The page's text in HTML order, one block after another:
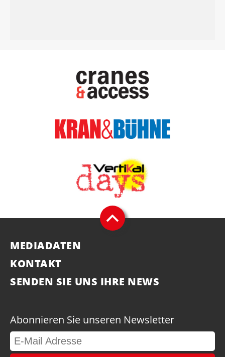
MEDIADATEN
KONTAKT
SENDEN SIE UNS IHRE NEWS
Abonnieren Sie unseren Newsletter